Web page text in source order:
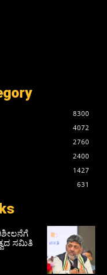
8300
4072
2760
2400
1427
631
ಸಮಿತಿ